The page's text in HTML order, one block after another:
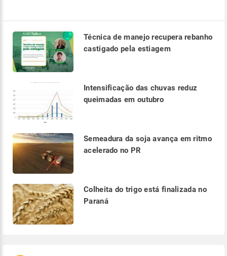
Técnica de manejo recupera rebanho
castigado pela estiagem
Intensificação das chuvas reduz
queimadas em outubro
Semeadura da soja avança em ritmo
acelerado no PR
Colheita do trigo está finalizada no
Paraná